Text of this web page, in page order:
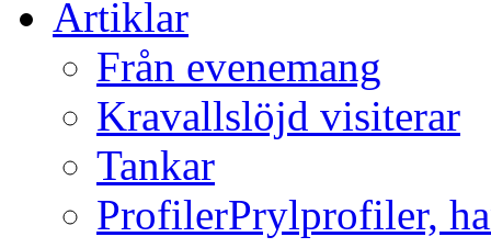
Artiklar
Från evenemang
Kravallslöjd visiterar
Tankar
ProfilerPrylprofiler,